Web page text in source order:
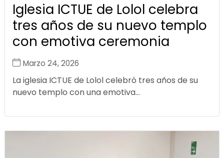
Iglesia ICTUE de Lolol celebra
tres años de su nuevo templo
con emotiva ceremonia
Marzo 24, 2026
La iglesia ICTUE de Lolol celebró tres años de su
nuevo templo con una emotiva...